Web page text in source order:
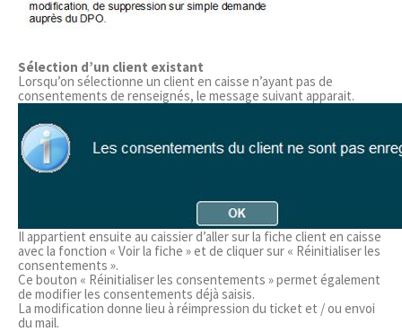
Sélection d’un client existant
Lorsqu’on sélectionne un client en caisse n’ayant pas de
consentements de renseignés, le message suivant apparait.
Il appartient ensuite au caissier d’aller sur la fiche client en caisse
avec la fonction « Voir la fiche » et de cliquer sur « Réinitialiser les
consentements ».
Ce bouton « Réinitialiser les consentements » permet également
de modifier les consentements déjà saisis.
La modification donne lieu à réimpression du ticket et / ou envoi
du mail.